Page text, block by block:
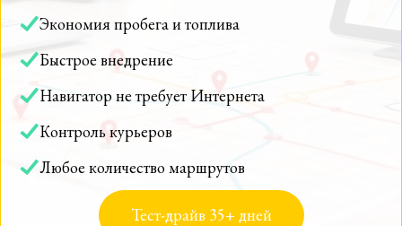
Экономия пробега и топлива
Быстрое внедрение
Навигатор не требует Интернета
Контроль курьеров
Любое количество маршрутов
Тест-драйв 35+ дней